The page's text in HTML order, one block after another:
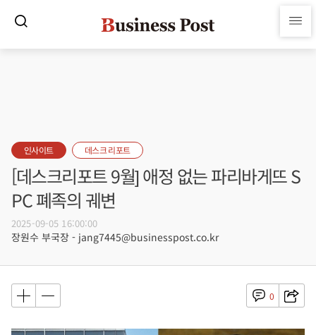
인사이트 데스크 리포트
[데스크리포트 9월] 애정 없는 파리바게뜨 S
PC 폐족의 궤변
2025-09-05 16:00:00
장원수 부국장 - jang7445@businesspost.co.kr
0